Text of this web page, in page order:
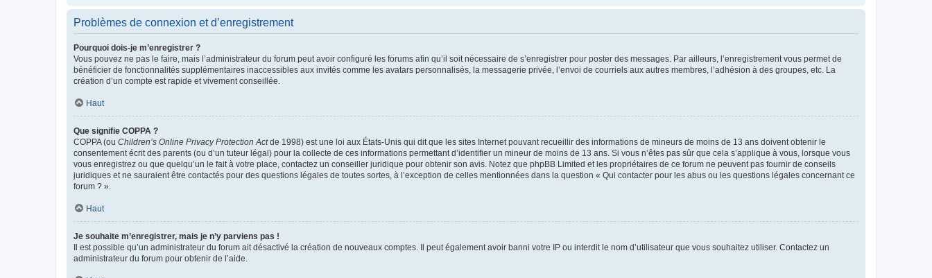
Problèmes de connexion et d’enregistrement
Pourquoi dois-je m’enregistrer ?
Vous pouvez ne pas le faire, mais l’administrateur du forum peut avoir configuré les forums afin qu’il soit nécessaire de s’enregistrer pour poster des messages. Par ailleurs, l’enregistrement vous permet de
bénéficier de fonctionnalités supplémentaires inaccessibles aux invités comme les avatars personnalisés, la messagerie privée, l’envoi de courriels aux autres membres, l’adhésion à des groupes, etc. La
création d’un compte est rapide et vivement conseillée.
Haut
Que signifie COPPA ?
COPPA (ou Children’s Online Privacy Protection Actde 1998) est une loi aux États-Unis qui dit que les sites Internet pouvant recueillir des informations de mineurs de moins de 13 ans doivent obtenir le
consentement écrit des parents (ou d’un tuteur légal) pour la collecte de ces informations permettant d’identifier un mineur de moins de 13 ans. Si vous n’êtes pas sûr que cela s’applique à vous, lorsque vous
vous enregistrez ou que quelqu’un le fait à votre place, contactez un conseiller juridique pour obtenir son avis. Notez que phpBB Limited et les propriétaires de ce forum ne peuvent pas fournir de conseils
juridiques et ne sauraient être contactés pour des questions légales de toutes sortes, à l’exception de celles mentionnées dans la question « Qui contacter pour les abus ou les questions légales concernant ce
forum ? ».
Haut
Je souhaite m’enregistrer, mais je n’y parviens pas !
Il est possible qu’un administrateur du forum ait désactivé la création de nouveaux comptes. Il peut également avoir banni votre IP ou interdit le nom d’utilisateur que vous souhaitez utiliser. Contactez un
administrateur du forum pour obtenir de l’aide.